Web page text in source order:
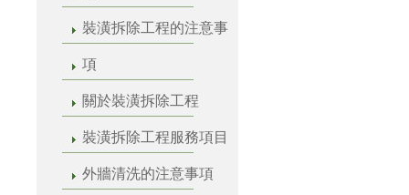
裝潢拆除工程的注意事
項
關於裝潢拆除工程
裝潢拆除工程服務項目
外牆清洗的注意事項